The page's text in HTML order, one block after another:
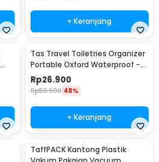
+ Keranjang
Tas Travel Toiletries Organizer
Portable Oxford Waterproof -
F119
Rp26.900
Rp50.900 48%
+ Keranjang
TaffPACK Kantong Plastik